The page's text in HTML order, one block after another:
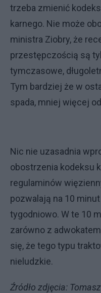
trzeba zmienić
karnego. Nie może
ministra Ziobry, że
przestępczością są
tymczasowe,
Tym bardziej że w
spada, mniej więcej
Nic nie uzasadnia
obostrzenia kodeksu
regulaminów
pozwalają na 10
tygodniowo. W te 10
zarówno z
się, że tego typu
nieludzkie.
Źródło zdjęcia: